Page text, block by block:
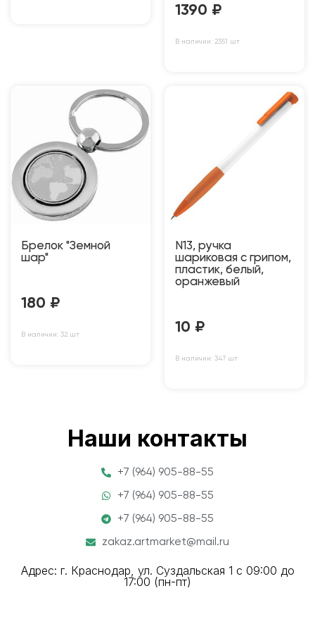
1390 ₽
В наличии: 2351 шт
Брелок "Земной
шар"
180 ₽
В наличии: 32 шт
N13, ручка
шариковая с грипом,
пластик, белый,
оранжевый
10 ₽
В наличии: 347 шт
Наши контакты
+7 (964) 905-88-55
+7 (964) 905-88-55
+7 (964) 905-88-55
zakaz.artmarket@mail.ru
Адрес: г. Краснодар, ул. Суздальская 1 с 09:00 до
17:00 (пн-пт)